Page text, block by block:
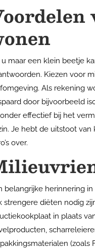
u maar een klein beetje
Kiezen voor
Als rekening
door bijvoorbeeld
effectief bij het
Je hebt de uitstoot
over.
belangrijke herinnering
strengere diëten nodig
in plaats
(zoals